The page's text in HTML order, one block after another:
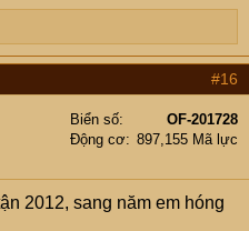
#16
Biển số
OF-201728
Động cơ
897,155 Mã lực
2012, sang năm em hóng